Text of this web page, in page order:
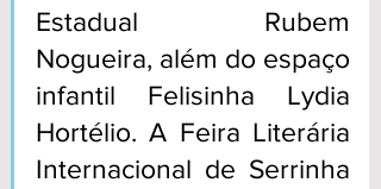
Estadual Rubem
Nogueira, além do espaço
infantil Felisinha Lydia
Hortélio. A Feira Literária
Internacional de Serrinha